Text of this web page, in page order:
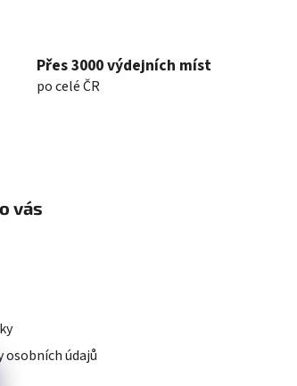
Přes 3000 výdejních míst
po celé ČR
vás
osobních údajů